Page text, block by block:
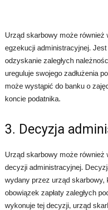
Urząd skarbowy może również
egzekucji administracyjnej.
odzyskanie zaległych
ureguluje swojego zadłużenia
może wystąpić do banku o
koncie podatnika.
3. Decyzja
Urząd skarbowy może również
decyzji administracyjnej.
wydany przez urząd skarbowy,
obowiązek zapłaty zaległych
wykonuje tej decyzji, urząd